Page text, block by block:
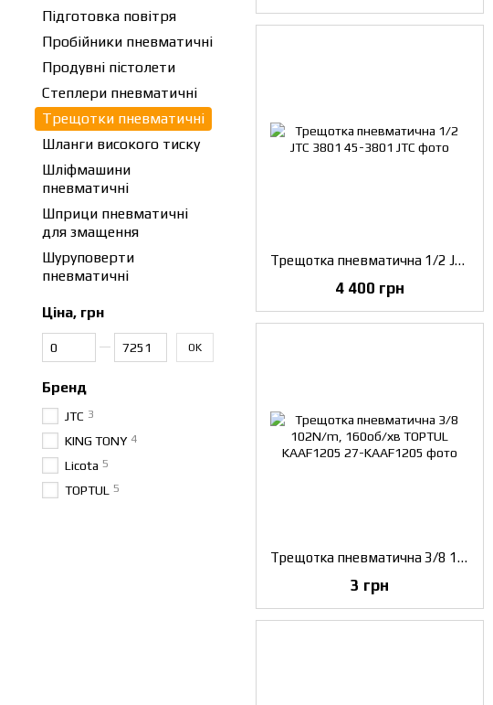
Трещотка пневматична 1/2 JTC 3801
4 400 грн
Трещотка пневматична 3/8 102N/m, 160об/хв TOPTUL KAAF1205
3 грн
Підготовка повітря
Пробійники пневматичні
Продувні пістолети
Степлери пневматичні
Трещотки пневматичні
Шланги високого тиску
Шліфмашини
пневматичні
Шприци пневматичні
для змащення
Шуруповерти
пневматичні
Ціна, грн
OK
Бренд
JTC 3
KING TONY 4
Licota 5
TOPTUL 5